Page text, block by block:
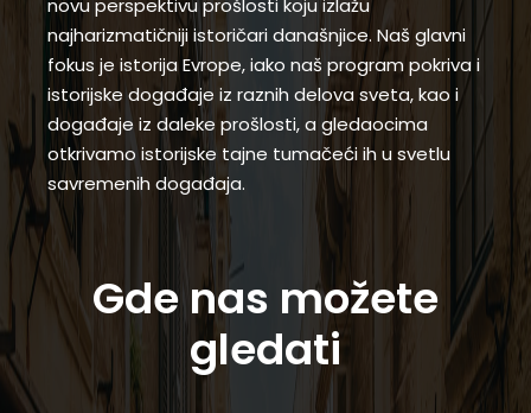
novu perspektivu prošlosti koju izlažu
najharizmatičniji istoričari današnjice. Naš glavni
fokus je istorija Evrope, iako naš program pokriva i
istorijske događaje iz raznih delova sveta, kao i
događaje iz daleke prošlosti, a gledaocima
otkrivamo istorijske tajne tumačeći ih u svetlu
savremenih događaja.
Gde nas možete
gledati